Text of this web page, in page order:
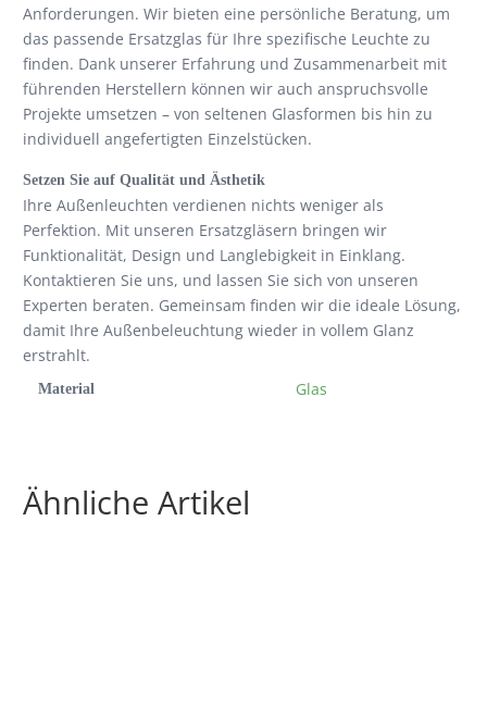
Anforderungen. Wir bieten eine persönliche Beratung, um
das passende Ersatzglas für Ihre spezifische Leuchte zu
finden. Dank unserer Erfahrung und Zusammenarbeit mit
führenden Herstellern können wir auch anspruchsvolle
Projekte umsetzen – von seltenen Glasformen bis hin zu
individuell angefertigten Einzelstücken.
Setzen Sie auf Qualität und Ästhetik
Ihre Außenleuchten verdienen nichts weniger als
Perfektion. Mit unseren Ersatzgläsern bringen wir
Funktionalität, Design und Langlebigkeit in Einklang.
Kontaktieren Sie uns, und lassen Sie sich von unseren
Experten beraten. Gemeinsam finden wir die ideale Lösung,
damit Ihre Außenbeleuchtung wieder in vollem Glanz
erstrahlt.
Material Glas
Ähnliche Artikel